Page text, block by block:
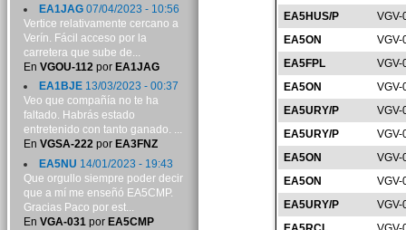
EA5HUS/P
VGV-
EA5ON
VGV-
EA5FPL
VGV-
EA5ON
VGV-
EA5URY/P
VGV-
EA5URY/P
VGV-
EA5ON
VGV-
EA5ON
VGV-
EA5URY/P
VGV-
EA1JAG07/04/2023 - 10:56
Vertice relativamente cercano a
Verín. Fácil acceso por la
carretera que sube de...
En VGOU-112por EA1JAG
EA1BJE13/03/2023 - 00:37
Veo que compañía no te ha
faltado. Habrás estado
entretenido con tanto ganado. ...
En VGSA-222por EA3FNZ
EA5NU 14/01/2023 - 19:43
Que orgullo siempre poder decir
que a mí me enseñó EA5CMP.
Gracias Paco por est...
En VGA-031 por EA5CMP